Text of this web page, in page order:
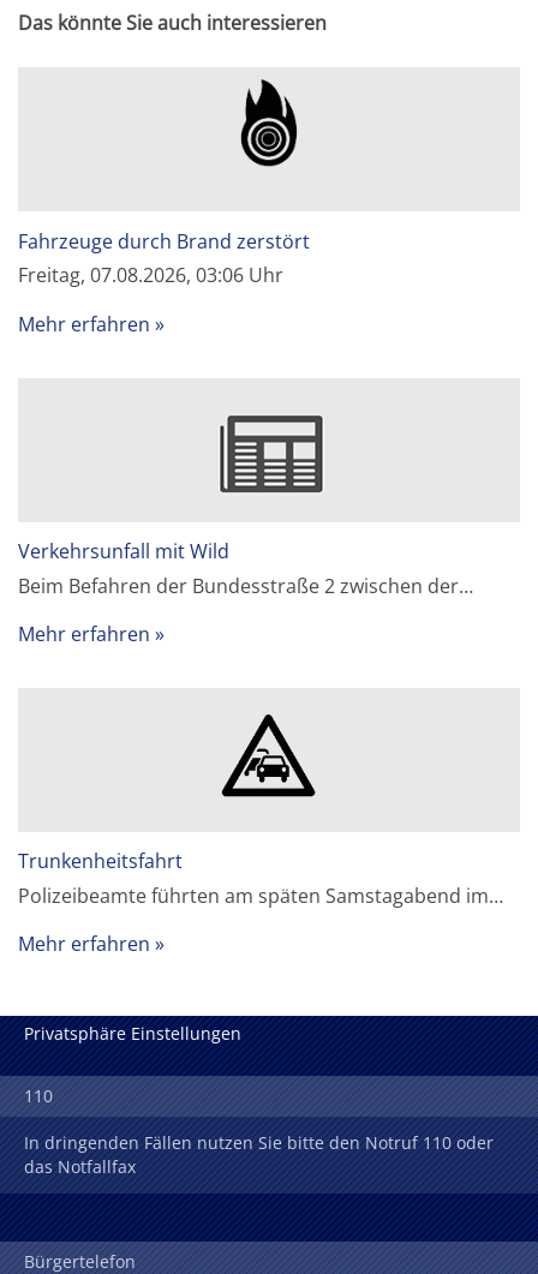
Das könnte Sie auch interessieren
Fahrzeuge durch Brand zerstört
Freitag, 07.08.2026, 03:06 Uhr
Mehr erfahren
Verkehrsunfall mit Wild
Beim Befahren der Bundesstraße 2 zwischen der…
Mehr erfahren
Trunkenheitsfahrt
Polizeibeamte führten am späten Samstagabend im…
Mehr erfahren
Privatsphäre Einstellungen
110
In dringenden Fällen nutzen Sie bitte den Notruf 110 oder
das Notfallfax
Bürgertelefon